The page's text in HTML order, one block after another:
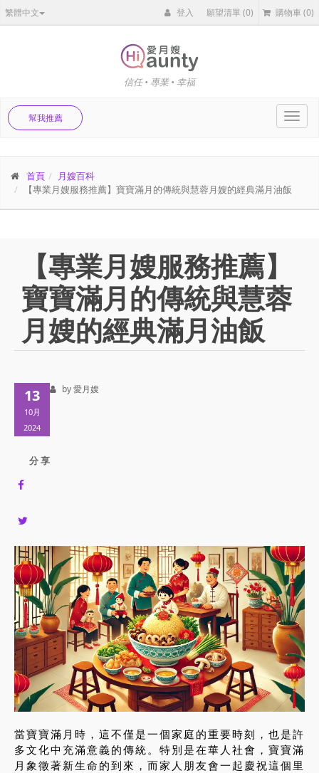
繁體中文 登入 願望清單(0) 購物車 (0)
信任 • 專業 • 幸福
幫我推薦
首頁
月嫂百科
【專業月嫂服務推薦】寶寶滿月的傳統與慧蓉月嫂的經典滿月油飯
【專業月嫂服務推薦】
寶寶滿月的傳統與慧蓉
月嫂的經典滿月油飯
13
10月
2024
分 享
by 愛月嫂
當寶寶滿月時，這不僅是一個家庭的重要時刻，也是許
多文化中充滿意義的傳統。特別是在華人社會，寶寶滿
月象徵著新生命的到來，而家人朋友會一起慶祝這個里